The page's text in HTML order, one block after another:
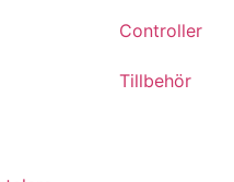
Controller
Tillbehör